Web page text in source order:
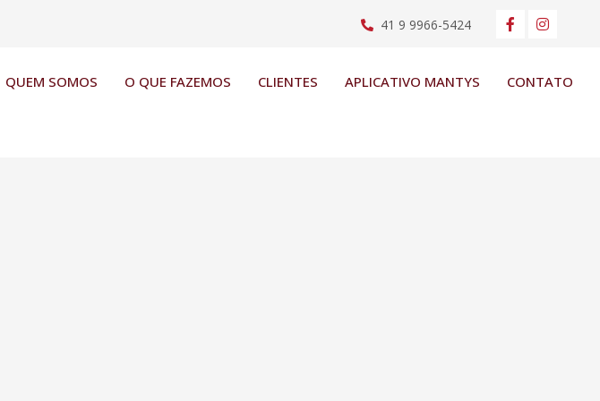
41 9 9966-5424
QUEM SOMOS O QUE FAZEMOS CLIENTES APLICATIVO MANTYS CONTATO